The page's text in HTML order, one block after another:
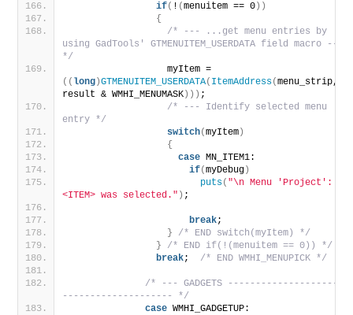
if( ! (menuitem == 0 ))
{
/* --- ...get menu entries by
using GadTools' GTMENUITEM_USERDATA field macro ---
*/
(( long )GTMENUITEM_USERDATA( ItemAddress(menu_strip,
result & WMHI_MENUMASK ))) ;
/* --- Identify selected menu
entry */
switch(myItem )
{
case MN_ITEM1:
if(myDebug )
puts( "\n Menu 'Project':
<ITEM> was selected." ) ;
break;
}
/* END switch(myItem) */
}
/* END if(!(menuitem == 0)) */
break; /* END WMHI_MENUPICK */
/* --- GADGETS ---------------------
-------------------- */
case WMHI_GADGETUP: